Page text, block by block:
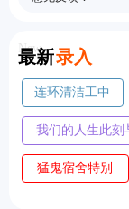
最新录入
New
迷失岛4完整
版
调律诗篇手机
版
劫后公司手机